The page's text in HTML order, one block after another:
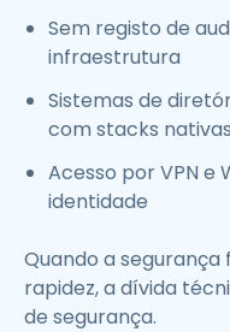
Sem registo de
infraestrutura
Sistemas de
com stacks
Acesso por VPN e
identidade
Quando a
rapidez, a dívida
de segurança.